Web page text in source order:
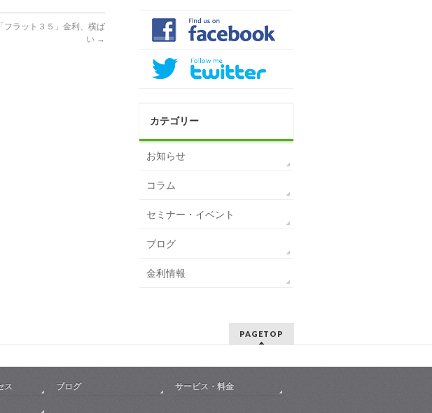
フラット３５」金利、横ば
い →
カテゴリー
お知らせ
コラム
セミナー・イベント
ブログ
金利情報
PAGETOP
ス ブログ
サービス・料金